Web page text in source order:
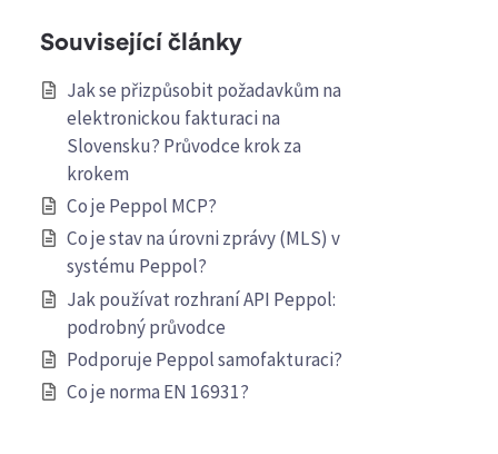
Související články
Jak se přizpůsobit požadavkům na
elektronickou fakturaci na
Slovensku? Průvodce krok za
krokem
Co je Peppol MCP?
Co je stav na úrovni zprávy (MLS) v
systému Peppol?
Jak používat rozhraní API Peppol:
podrobný průvodce
Podporuje Peppol samofakturaci?
Co je norma EN 16931?